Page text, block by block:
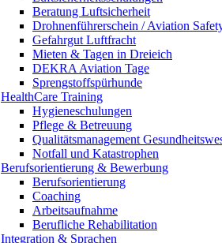
Beratung Luftsicherheit
Drohnenführerschein / Aviation
Gefahrgut Luftfracht
Mieten & Tagen in Dreieich
DEKRA Aviation Tage
Sprengstoffspürhunde
HealthCare Training
Hygieneschulungen
Pflege & Betreuung
Qualitätsmanagement
Notfall und Katastrophen
Berufsorientierung & Bewerbung
Berufsorientierung
Coaching
Arbeitsaufnahme
Berufliche Rehabilitation
Integration & Sprachen